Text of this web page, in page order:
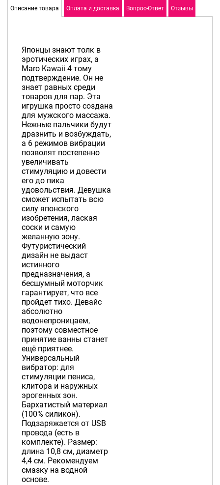
Описание товара Оплата и доставка Вопрос-Ответ Отзывы
Японцы знают толк в
эротических играх, а
Maro Kawaii 4 тому
подтверждение. Он не
знает равных среди
товаров для пар. Эта
игрушка просто создана
для мужского массажа.
Нежные пальчики будут
дразнить и возбуждать,
а 6 режимов вибрации
позволят постепенно
увеличивать
стимуляцию и довести
его до пика
удовольствия. Девушка
сможет испытать всю
силу японского
изобретения, лаская
соски и самую
желанную зону.
Футуристический
дизайн не выдаст
истинного
предназначения, а
бесшумный моторчик
гарантирует, что все
пройдет тихо. Девайс
абсолютно
водонепроницаем,
поэтому совместное
принятие ванны станет
ещё приятнее.
Универсальный
вибратор: для
стимуляции пениса,
клитора и наружных
эрогенных зон.
Бархатистый материал
(100% силикон).
Подзаряжается от USB
провода (есть в
комплекте). Размер:
длина 10,8 см, диаметр
4,4 см. Рекомендуем
смазку на водной
основе.